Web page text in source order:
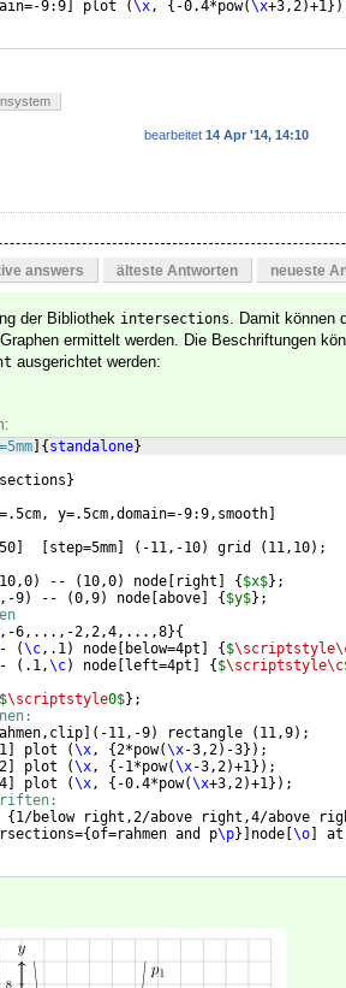
9:9 plot (\x, { -0.4*pow(\x+3,2)+1})
bearbeitet 14 Apr '14, 14:10
answers älteste Antworten neueste
der Bibliothek intersections. Damit können
ermittelt werden. Die Beschriftungen
ausgerichtet werden:
{ standalone}
}
y=.5cm,domain=-9:9,smooth
step=5mm ( -11,-10) grid ( 11,10) ;
) -- ( 10,0) node right { $x$} ;
9) -- (0,9) node above { $y$} ;
6,...,-2,2,4,...,8}{
(\c,.1) node below=4pt { $
( .1,\c) node left=4pt { $\scriptstyle\c
$\scriptstyle0$} ;
( -11,-9) rectangle ( 11,9) ;
plot (\x, {2*pow(\x-3,2) -3}) ;
plot (\x, { -1*pow(\x-3,2)+1}) ;
plot (\x, { -0.4*pow(\x+3,2)+1}) ;
{ 1/below right,2/above right,4/above
{of=rahmen and p\p}] node \o at